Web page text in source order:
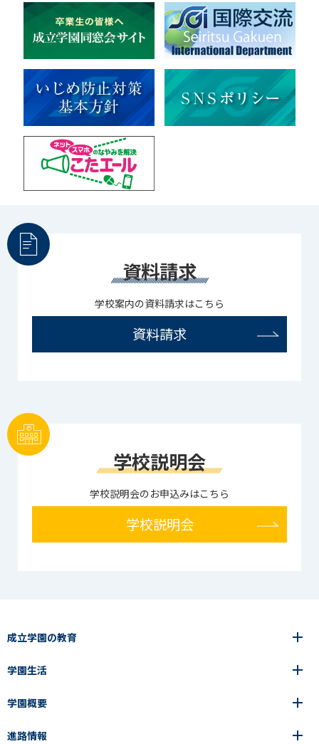
資料請求
学校案内の資料請求はこちら
資料請求
学校説明会
学校説明会のお申込みはこちら
学校説明会
成立学園の教育
6年間の一貫教育
中学校
高等学校
成立メソッド
中学校
学園生活
年間行事
施設紹介
学園概要
学園の歩み
進路情報